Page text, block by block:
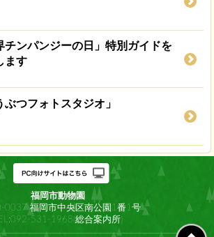
チンパンジーの日」特別ガイドを
ます
ぶつフォトスタジオ」
福岡市動物園
0037 福岡市中央区南公園1番1号
531-1968(総合案内所)